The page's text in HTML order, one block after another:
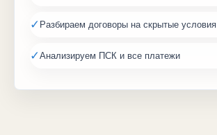
✓ Разбираем договоры на скрытые условия
✓Анализируем ПСК и все платежи